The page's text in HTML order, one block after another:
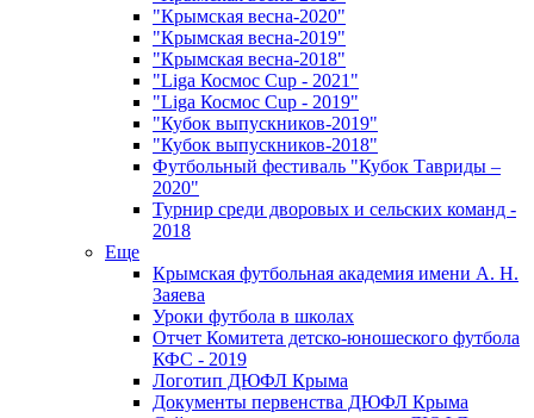
"Крымская весна-2020"
"Крымская весна-2019"
"Крымская весна-2018"
"Liga Космос Cup - 2021"
"Liga Космос Cup - 2019"
"Кубок выпускников-2019"
"Кубок выпускников-2018"
Футбольный фестиваль "Кубок Тавриды –
2020"
Турнир среди дворовых и сельских команд -
2018
Еще
Крымская футбольная академия имени А. Н.
Заяева
Уроки футбола в школах
Отчет Комитета детско-юношеского футбола
КФС - 2019
Логотип ДЮФЛ Крыма
Документы первенства ДЮФЛ Крыма